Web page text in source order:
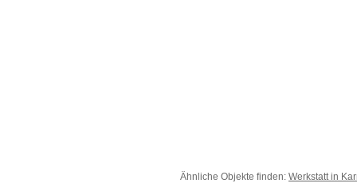
Ähnliche Objekte finden: Werkstatt in